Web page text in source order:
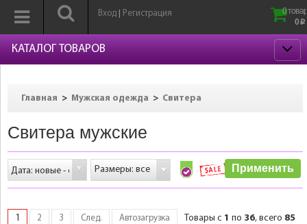
Вход Регистрация
0
0 p
КАТАЛОГ ТОВАРОВ
Главная > Мужская одежда > Свитера
Свитера мужские
Размеры: все
1 2 3 След. Автозагрузка Товары с 1 по 36, всего 85